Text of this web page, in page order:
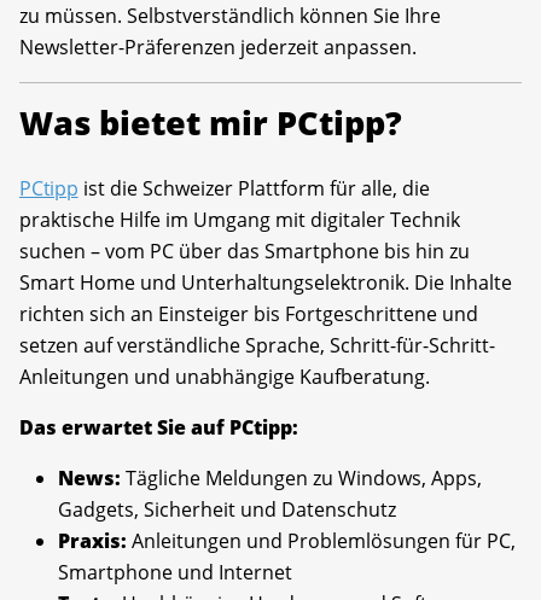
zu müssen. Selbstverständlich können Sie Ihre
Newsletter-Präferenzen jederzeit anpassen.
Was bietet mir PCtipp?
PCtipp ist die Schweizer Plattform für alle, die
praktische Hilfe im Umgang mit digitaler Technik
suchen – vom PC über das Smartphone bis hin zu
Smart Home und Unterhaltungselektronik. Die Inhalte
richten sich an Einsteiger bis Fortgeschrittene und
setzen auf verständliche Sprache, Schritt-für-Schritt-
Anleitungen und unabhängige Kaufberatung.
Das erwartet Sie auf PCtipp:
News: Tägliche Meldungen zu Windows, Apps,
Gadgets, Sicherheit und Datenschutz
Praxis: Anleitungen und Problemlösungen für PC,
Smartphone und Internet